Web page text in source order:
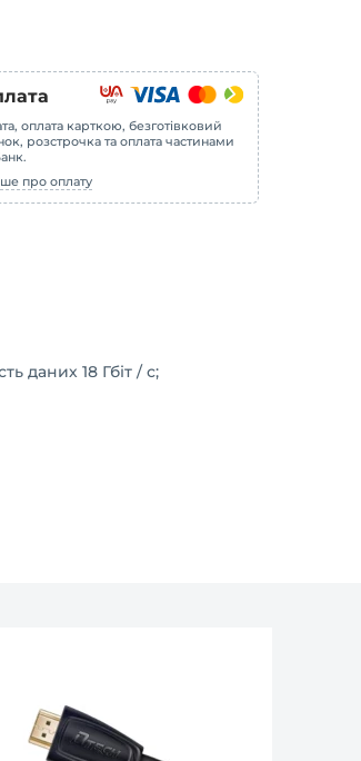
оплата карткою, безготівковий
розстрочка та оплата частинами
про оплату
даних 18 Гбіт / с;